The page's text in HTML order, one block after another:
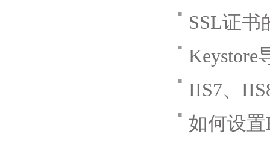
■ SSL证书
■ Keystore
■ IIS7、
■ 如何设